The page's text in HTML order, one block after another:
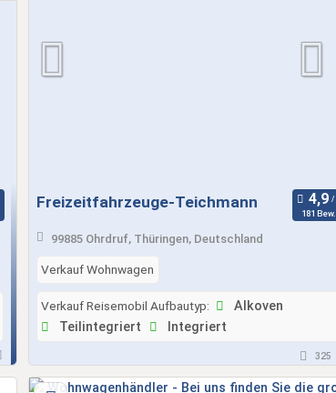
Freizeitfahrzeuge-Teichmann
181 Bew.
99885 Ohrdruf, Thüringen, Deutschland
Verkauf Wohnwagen
Verkauf Reisemobil Aufbautyp:
Alkoven
Teilintegriert
Integriert
325